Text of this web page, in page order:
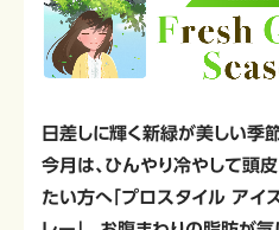
日差しに輝く新緑が美しい季節
今月は、ひんやり冷やして頭
たい方へ「プロスタイル アイ